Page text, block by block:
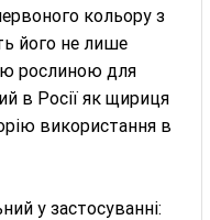
кольору з
його не лише
рослиною для
в Росії як щириця
використання в
у застосуванні: